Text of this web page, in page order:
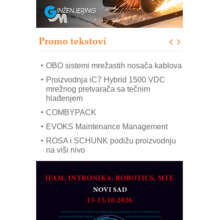
Promo tekstovi
RMQ-TITAN ADVANCED INDICATOR
– Pametna signalizacija za efikasnije
upravljanje mašinama
Mitutoyo Crysta-Apex V PLUS: Nova
OBO sistemi mrežastih nosača kablova
Proizvodnja iC7 Hybrid 1500 VDC
mrežnog pretvarača sa tečnim
hlađenjem
COMBYPACK
EVOKS Maintenance Management
ROSA i SCHUNK podižu proizvodnju
na viši nivo
MAREX - Lim i mašine za savremena
Marcom-plast d.o.o.- vaš pouzdan
partner